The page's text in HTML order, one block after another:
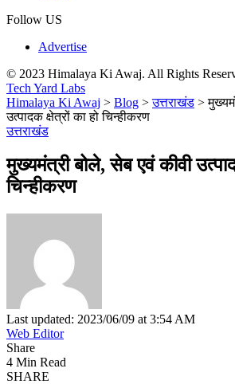
Follow US
Advertise
© 2023 Himalaya Ki Awaj. All Rights
Tech Yard Labs
Himalaya Ki Awaj > Blog >उत्तराखंड >
उत्पादक क्षेत्रों का हो चिन्हीकरण
उत्तराखंड
मुख्‍यमंत्री बोले, सेब एवं कीवी
चिन्हीकरण
Last updated: 2023/06/09 at 3:54 AM
Web Editor
Share
4 Min Read
SHARE